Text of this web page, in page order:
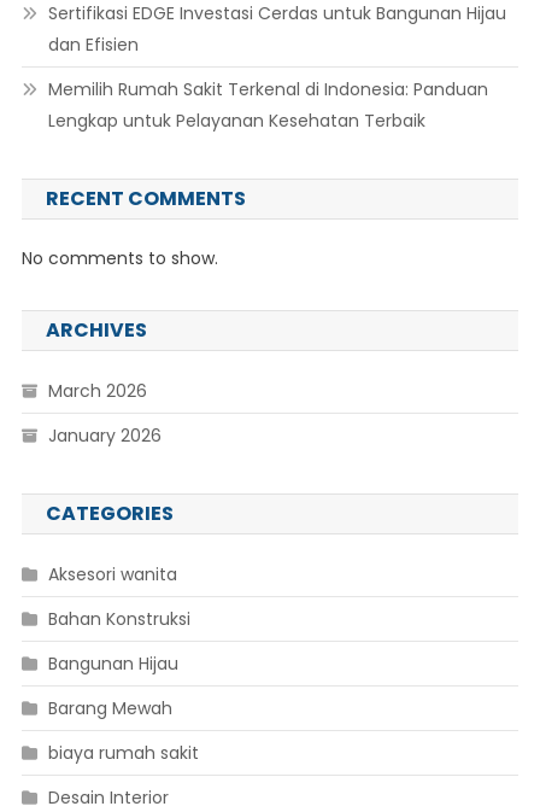
Sertifikasi EDGE Investasi Cerdas untuk Bangunan Hijau
dan Efisien
Memilih Rumah Sakit Terkenal di Indonesia: Panduan
Lengkap untuk Pelayanan Kesehatan Terbaik
RECENT COMMENTS
No comments to show.
ARCHIVES
March 2026
January 2026
CATEGORIES
Aksesori wanita
Bahan Konstruksi
Bangunan Hijau
Barang Mewah
biaya rumah sakit
Desain Interior